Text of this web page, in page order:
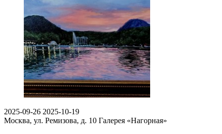
2025-09-26 2025-10-19
Москва, ул. Ремизова, д. 10 Галерея «Нагорная»